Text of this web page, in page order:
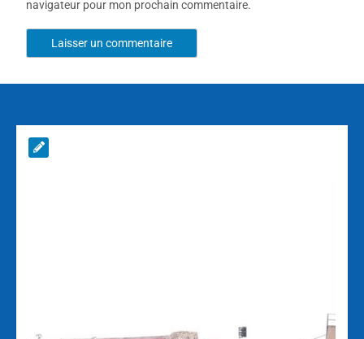
navigateur pour mon prochain commentaire.